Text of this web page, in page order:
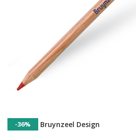
-36% Bruynzeel Design